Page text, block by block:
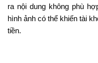
ra nội dung không phù
hình ảnh có thể khiến tài
tiền.